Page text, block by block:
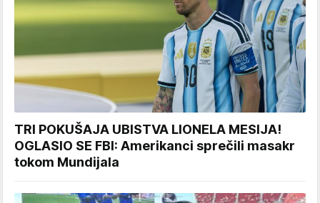
TRI POKUŠAJA UBISTVA LIONELA MESIJA!
OGLASIO SE FBI: Amerikanci sprečili masakr
tokom Mundijala